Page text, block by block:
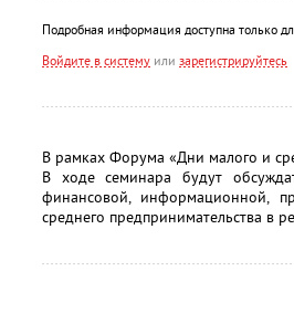
Подробная информация доступна только
Войдите в систему или зарегистрируйтесь
В рамках Форума «Дни малого и
В ходе семинара будут
финансовой, информационной,
среднего предпринимательства в